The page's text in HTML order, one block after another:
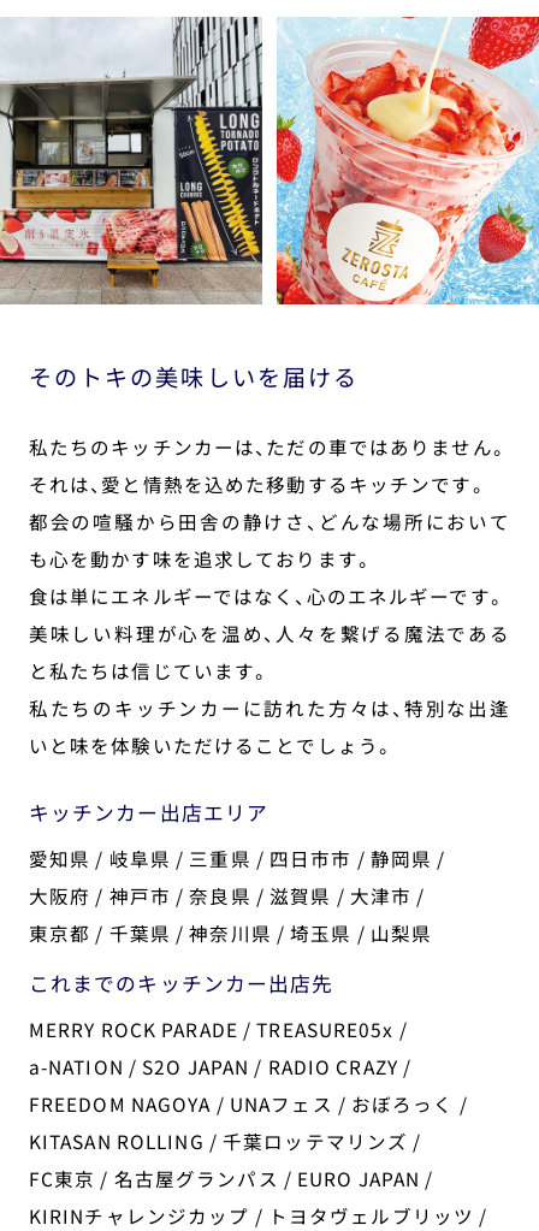
そのトキの美味しいを届ける
私たちのキッチンカーは、ただの車ではありません。
それは、愛と情熱を込めた移動するキッチンです。
都会の喧騒から田舎の静けさ、どんな場所において
も心を動かす味を追求しております。
食は単にエネルギーではなく、心のエネルギーです。
美味しい料理が心を温め、人々を繋げる魔法である
と私たちは信じています。
私たちのキッチンカーに訪れた方々は、特別な出逢
いと味を体験いただけることでしょう。
キッチンカー出店エリア
愛知県 / 岐阜県 / 三重県 / 四日市市 / 静岡県 /
大阪府 / 神戸市 / 奈良県 / 滋賀県 / 大津市 /
東京都 / 千葉県 / 神奈川県 / 埼玉県 / 山梨県
これまでのキッチンカー出店先
MERRY ROCK PARADE / TREASURE05x /
a-NATION / S2O JAPAN / RADIO CRAZY /
FREEDOM NAGOYA / UNAフェス / おぼろっく /
KITASAN ROLLING / 千葉ロッテマリンズ /
FC東京 / 名古屋グランパス / EURO JAPAN /
KIRINチャレンジカップ / トヨタヴェルブリッツ /